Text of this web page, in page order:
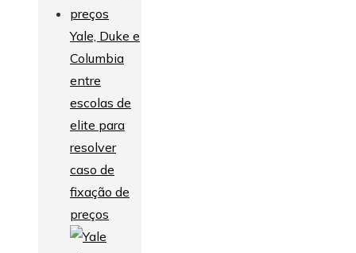
Yale, Duke e
Columbia
entre
escolas de
elite para
resolver
caso de
fixação de
preços